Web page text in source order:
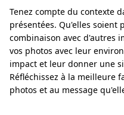
Tenez compte du contexte
présentées. Qu'elles soient
combinaison avec d'autres
vos photos avec leur
impact et leur donner une
Réfléchissez à la meilleure
photos et au message